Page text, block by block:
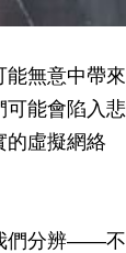
無意中帶來
可能會陷入悲
的虛擬網絡
們分辨——不